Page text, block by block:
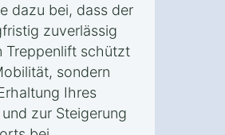
dazu bei, dass der
zuverlässig
Treppenlift schützt
sondern
Ihres
zur Steigerung